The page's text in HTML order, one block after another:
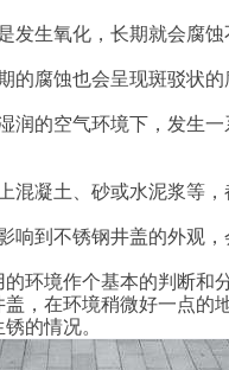
生氧化，长期就会腐蚀
的腐蚀也会呈现斑驳状的
润的空气环境下，发生
凝土、砂或水泥浆等，
到不锈钢井盖的外观，
环境作个基本的判断和
，在环境稍微好一点的
的情况。